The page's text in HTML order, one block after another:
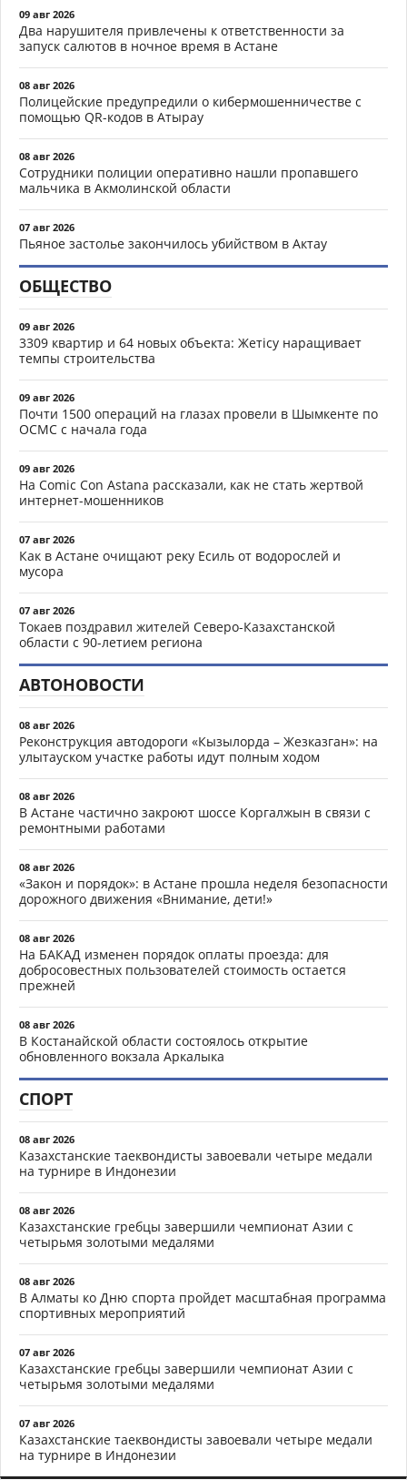
09 авг 2026
Два нарушителя привлечены к ответственности за
запуск салютов в ночное время в Астане
08 авг 2026
Полицейские предупредили о кибермошенничестве с
помощью QR-кодов в Атырау
08 авг 2026
Сотрудники полиции оперативно нашли пропавшего
мальчика в Акмолинской области
07 авг 2026
Пьяное застолье закончилось убийством в Актау
ОБЩЕСТВО
09 авг 2026
3309 квартир и 64 новых объекта: Жетісу наращивает
темпы строительства
09 авг 2026
Почти 1500 операций на глазах провели в Шымкенте по
ОСМС с начала года
09 авг 2026
На Comic Con Astana рассказали, как не стать жертвой
интернет-мошенников
07 авг 2026
Как в Астане очищают реку Есиль от водорослей и
мусора
07 авг 2026
Токаев поздравил жителей Северо-Казахстанской
области с 90-летием региона
АВТОНОВОСТИ
08 авг 2026
Реконструкция автодороги «Кызылорда – Жезказган»: на
улытауском участке работы идут полным ходом
08 авг 2026
В Астане частично закроют шоссе Коргалжын в связи с
ремонтными работами
08 авг 2026
«Закон и порядок»: в Астане прошла неделя безопасности
дорожного движения «Внимание, дети!»
08 авг 2026
На БАКАД изменен порядок оплаты проезда: для
добросовестных пользователей стоимость остается
прежней
08 авг 2026
В Костанайской области состоялось открытие
обновленного вокзала Аркалыка
СПОРТ
08 авг 2026
Казахстанские таеквондисты завоевали четыре медали
на турнире в Индонезии
08 авг 2026
Казахстанские гребцы завершили чемпионат Азии с
четырьмя золотыми медалями
08 авг 2026
В Алматы ко Дню спорта пройдет масштабная программа
спортивных мероприятий
07 авг 2026
Казахстанские гребцы завершили чемпионат Азии с
четырьмя золотыми медалями
07 авг 2026
Казахстанские таеквондисты завоевали четыре медали
на турнире в Индонезии